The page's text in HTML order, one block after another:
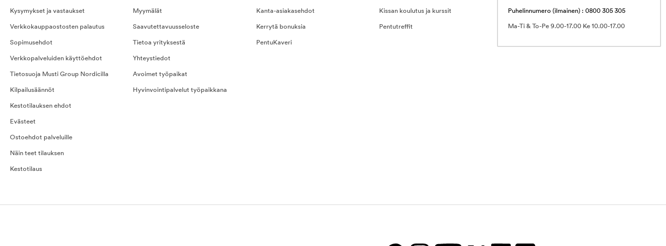
Kysymykset ja vastaukset
Verkkokauppaostosten palautus
Sopimusehdot
Verkkopalveluiden käyttöehdot
Tietosuoja Musti Group Nordicilla
Kilpailusäännöt
Kestotilauksen ehdot
Evästeet
Ostoehdot palveluille
Näin teet tilauksen
Kestotilaus
Myymälät
Saavutettavuusseloste
Tietoa yrityksestä
Yhteystiedot
Avoimet työpaikat
Hyvinvointipalvelut työpaikkana
Kanta-asiakasehdot
Kerrytä bonuksia
PentuKaveri
Kissan koulutus ja kurssit
Pentutreffit
Puhelinnumero (ilmainen) : 0800 305 305
Ma-Ti & To-Pe 9.00-17.00 Ke 10.00-17.00